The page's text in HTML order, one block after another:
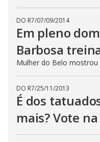
DO R7/07/09/2014
Em pleno
Barbosa
Mulher do Belo
DO R7/25/11/2013
É dos
mais? Vote